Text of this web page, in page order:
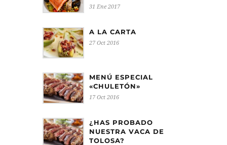
31 Ene 2017
A LA CARTA
27 Oct 2016
MENÚ ESPECIAL
«CHULETÓN»
17 Oct 2016
¿HAS PROBADO
NUESTRA VACA DE
TOLOSA?